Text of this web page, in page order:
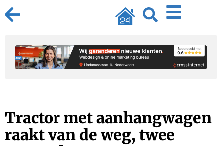
Tractor met aanhangwagen
raakt van de weg, twee